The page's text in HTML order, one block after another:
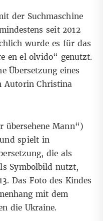
der Suchmaschine
seit 2012
wurde es für das
en el olvido“ genutzt.
Übersetzung eines
Autorin Christina
übersehene Mann“)
spielt in
die als
Symbolbild nutzt,
Das Foto des Kindes
mit dem
die Ukraine.